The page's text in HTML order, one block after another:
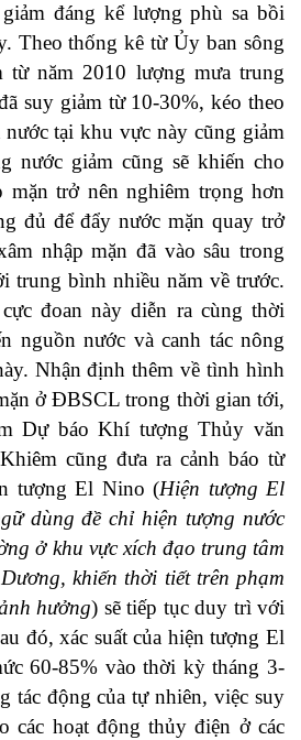
đáng kể lượng phù sa bồi
Theo thống kê từ Ủy ban sông
năm 2010 lượng mưa trung
suy giảm từ 10-30%, kéo theo
tại khu vực này cũng giảm
nước giảm cũng sẽ khiến cho
mặn trở nên nghiêm trọng hơn
đủ để đẩy nước mặn quay trở
nhập mặn đã vào sâu trong
trung bình nhiều năm về trước.
đoan này diễn ra cùng thời
nguồn nước và canh tác nông
Nhận định thêm về tình hình
ở ĐBSCL trong thời gian tới,
Dự báo Khí tượng Thủy văn
cũng đưa ra cảnh báo từ
tượng El Nino (Hiện tượng El
dùng đề chỉ hiện tượng nước
ở khu vực xích đạo trung tâm
khiến thời tiết trên phạm
hưởng) sẽ tiếp tục duy trì với
đó, xác suất của hiện tượng El
60-85% vào thời kỳ tháng 3-
tác động của tự nhiên, việc suy
các hoạt động thủy điện ở các